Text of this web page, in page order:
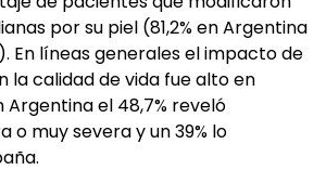
por su piel (81,2% en Argentina
En líneas generales el impacto de
la calidad de vida fue alto en
Argentina el 48,7% reveló
o muy severa y un 39% lo